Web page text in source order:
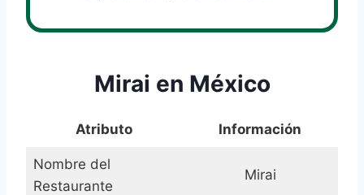
Mirai en México
Atributo Información
Nombre del
Restaurante
Mirai